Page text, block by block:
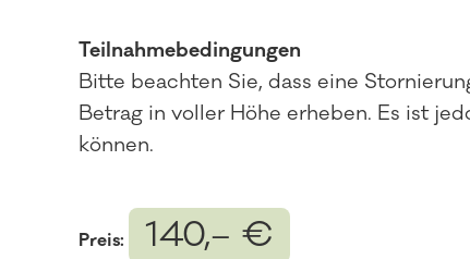
Teilnahmebedingungen
Bitte beachten Sie, dass eine
Betrag in voller Höhe erheben. Es ist
können.
Preis: 140,– €